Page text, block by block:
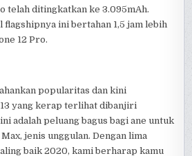
telah ditingkatkan ke 3.095mAh.
ini bertahan 1,5 jam lebih
12 Pro.
popularitas dan kini
yang kerap terlihat dibanjiri
adalah peluang bagus bagi ane untuk
jenis unggulan. Dengan lima
baik 2020, kami berharap kamu